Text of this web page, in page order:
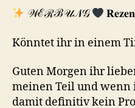
𝒲ℰℛℬ𝒰𝒩𝒢
Könntet ihr in einem
Guten Morgen ihr
meinen Teil und wenn
damit definitiv kein